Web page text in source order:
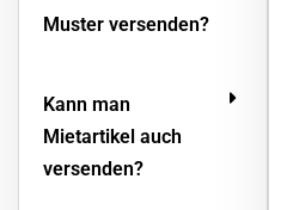
Muster versenden?
Kann man
Mietartikel auch
versenden?